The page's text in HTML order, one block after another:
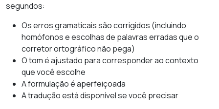
segundos:
Os erros gramaticais são corrigidos (incluindo
homófonos e escolhas de palavras erradas que o
corretor ortográfico não pega)
O tom é ajustado para corresponder ao contexto
que você escolhe
A formulação é aperfeiçoada
A tradução está disponível se você precisar